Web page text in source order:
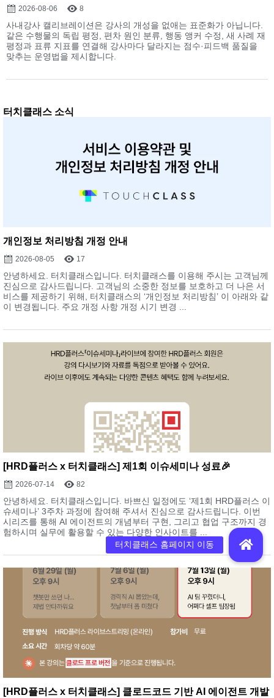
2026-08-06 8
사내강사 캘리브레이션은 강사의 개성을 없애는 표준화가 아닙니다.
같은 수행물의 독립 평정, 편차 원인 분류, 행동 앵커 수정, 새 사례 재
평정과 표류 지표를 연결해 강사마다 달라지는 점수·피드백 품질을
맞추는 운영법을 제시합니다.
터치클래스 소식
개인정보 처리방침 개정 안내
2026-08-05 17
안녕하세요. 터치클래스입니다. 터치클래스를 이용해 주시는 고객님께
진심으로 감사드립니다. 고객님의 소중한 정보를 보호하고 더 나은 서
비스를 제공하기 위해, 터치클래스의 ‘개인정보 처리방침’ 이 아래와 같
이 변경됩니다. 주요 개정 사항 개정 시기 변경 ...
[HRD플러스 x 터치클래스] 제1회 이슈세미나 성료🎉
2026-07-14 82
안녕하세요. 터치클래스입니다. 바쁘신 일정에도 ‘제1회 HRD플러스 이
슈세미나’ 3주차 과정에 참여해 주셔서 진심으로 감사드립니다. 이번
시리즈를 통해 AI 에이전트의 개념부터 구현, 그리고 협업 구조까지 경
험하시며 실무에 활용할 수 있는 다양한 인사이트를 ...
[HRD플러스 x 터치클래스] 클로드코드 기반 AI 에이전트 개발